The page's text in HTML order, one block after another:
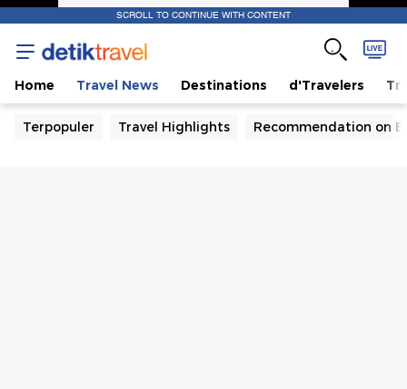
SCROLL TO CONTINUE WITH CONTENT
Home Travel News Destinations d'Travelers
Terpopuler Travel Highlights Recommendation on